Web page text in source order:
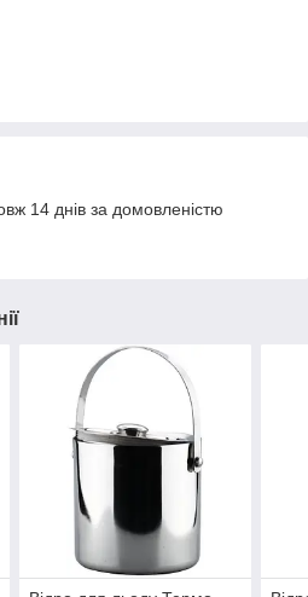
14 днів за домовленістю